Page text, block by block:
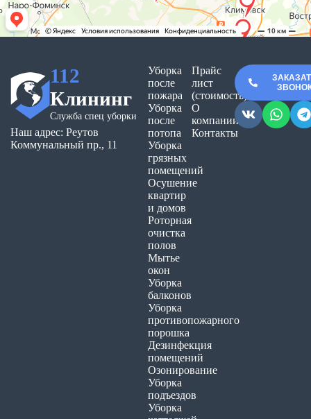
112
Клининг
Служба спец уборки
Наш адрес: Реутов
Коммунальный пр., 11
Уборка
после
пожара
Уборка
после
потопа
Уборка
грязных
помещений
Осушение
квартир
и домов
Роторная
очистка
полов
Мытье
окон
Уборка
балконов
Уборка
противопожарного
порошка
Дезинфекция
помещений
Озонирование
Уборка
подъездов
Уборка
Прайс
лист
(стоимость)
О
компании
Контакты